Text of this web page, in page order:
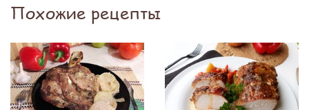
Похожие рецепты